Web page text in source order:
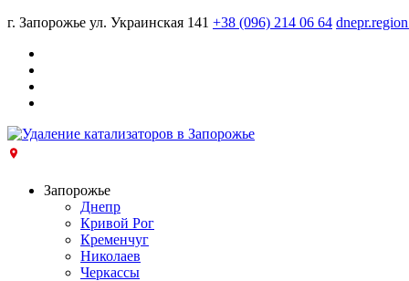
г. Запорожье ул. Украинская 141 +38 (096) 214 06 64
Запорожье
Днепр
Кривой Рог
Кременчуг
Николаев
Черкассы